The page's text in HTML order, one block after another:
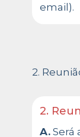
email).
2.
2.
A. Será